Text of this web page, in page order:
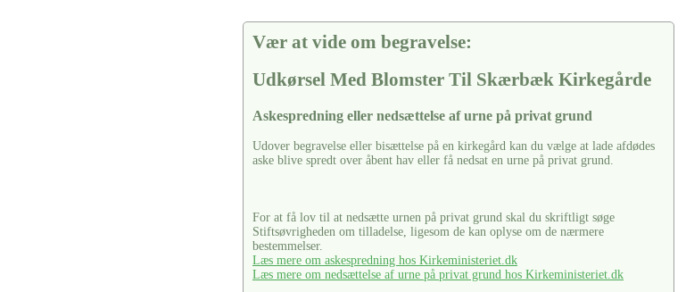
Vær at vide om begravelse:
Udkørsel Med Blomster Til Skærbæk Kirkegårde
Askespredning eller nedsættelse af urne på privat grund
Udover begravelse eller bisættelse på en kirkegård kan du vælge at lade afdødes
aske blive spredt over åbent hav eller få nedsat en urne på privat grund.
For at få lov til at nedsætte urnen på privat grund skal du skriftligt søge
Stiftsøvrigheden om tilladelse, ligesom de kan oplyse om de nærmere
bestemmelser.
Læs mere om askespredning hos Kirkeministeriet.dk
Læs mere om nedsættelse af urne på privat grund hos Kirkeministeriet.dk